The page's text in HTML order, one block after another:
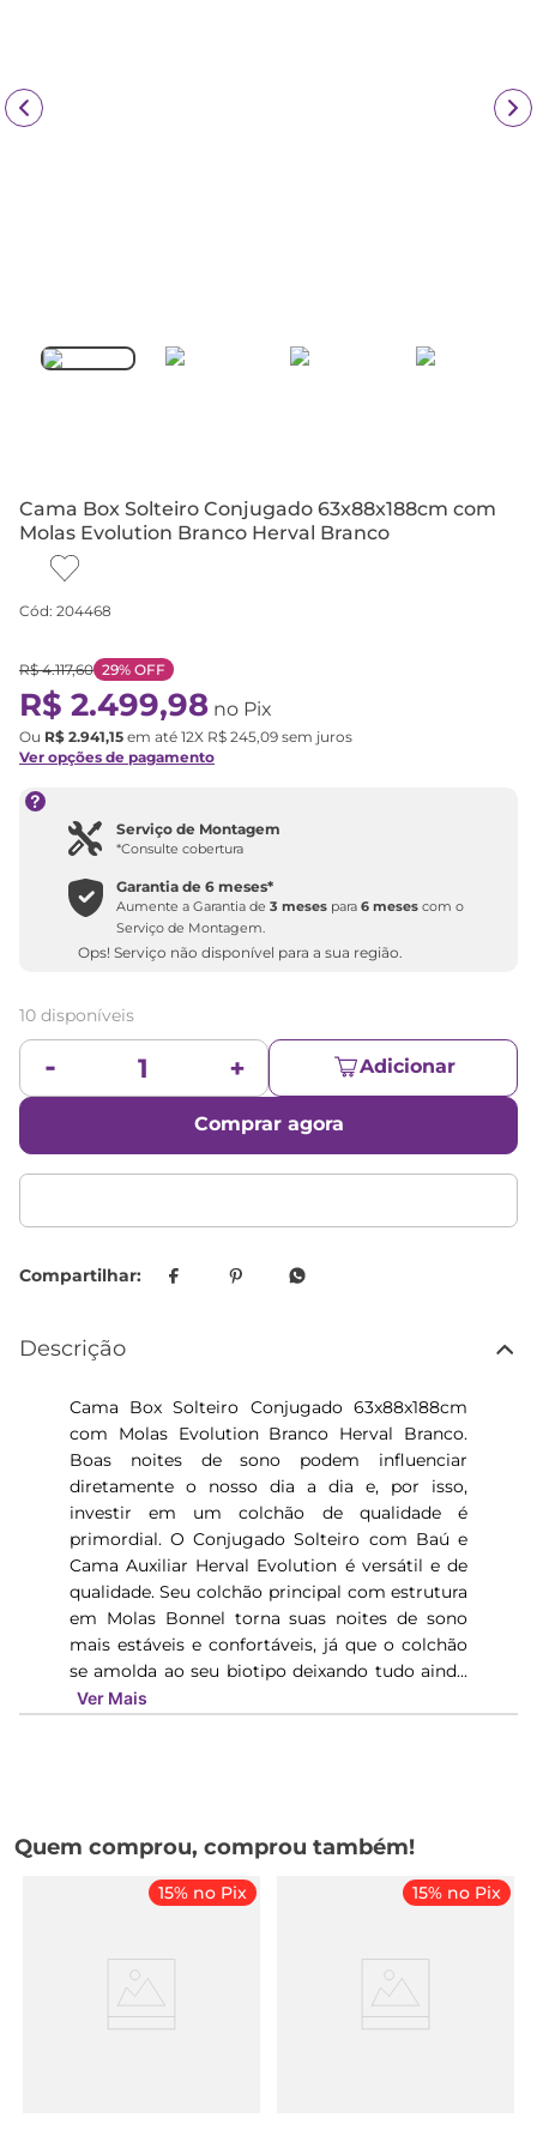
Cama Box Solteiro Conjugado 63x88x188cm com
Molas Evolution Branco Herval Branco
Cód: 204468
R$ 4.117,60 29% OFF
R$ 2.499,98 no Pix
Ou R$ 2.941,15 em até 12X R$ 245,09 sem juros
Ver opções de pagamento
Serviço de Montagem
*Consulte cobertura
Garantia de6 meses*
Aumente a Garantia de3 meses para6 meses com o
Serviço de Montagem.
Ops! Serviço não disponível para a sua região.
10 disponíveis
Adicionar
Comprar agora
Descrição
Cama Box Solteiro Conjugado 63x88x188cm
com Molas Evolution Branco Herval Branco.
Boas noites de sono podem influenciar
diretamente o nosso dia a dia e, por isso,
investir em um colchão de qualidade é
primordial. O Conjugado Solteiro com Baú e
Cama Auxiliar Herval Evolution é versátil e de
qualidade. Seu colchão principal com estrutura
em Molas Bonnel torna suas noites de sono
mais estáveis e confortáveis, já que o colchão
se amolda ao seu biotipo deixando tudo aind...
Ver Mais
Quem comprou, comprou também!
15% no Pix 15% no Pix